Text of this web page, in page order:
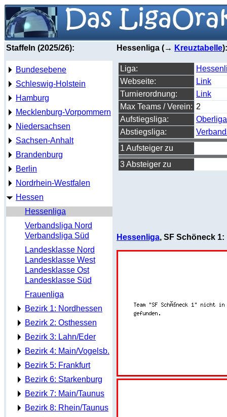
Staffeln (2025/26):
Bundesebene
Schleswig-Holstein
Hamburg
Mecklenburg-Vorpommern
Niedersachsen
Sachsen-Anhalt
Brandenburg
Berlin
Nordrhein-Westfalen
Hessen
Hessenliga
Verbandsliga Nord
Verbandsliga Süd
Landesklasse Nord
Landesklasse West
Landesklasse Ost
Landesklasse Süd
Frauenliga
Bezirk 1: Nordhessen
Bezirk 2: Osthessen
Bezirk 3: Lahn/Eder
Bezirk 4: Main/Vogelsb.
Bezirk 5: Frankfurt
Bezirk 6: Starkenburg
Bezirk 7: Main/Taunus
Bezirk 8: Rhein/Taunus
Hessenliga (→ Kreuztabelle):
Liga:
Webseite:
Link
Turnierordnung:
Link
Max Teams / Verein: 2
Aufstiegsliga:
Abstiegsliga:
1 Aufsteiger zu
3 Absteiger zu
Hessenliga, SF Schöneck 1: